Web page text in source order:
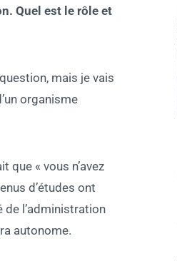
Quel est le rôle et
mais je vais
organisme
que « vous n’avez
d’études ont
de l’administration
autonome.